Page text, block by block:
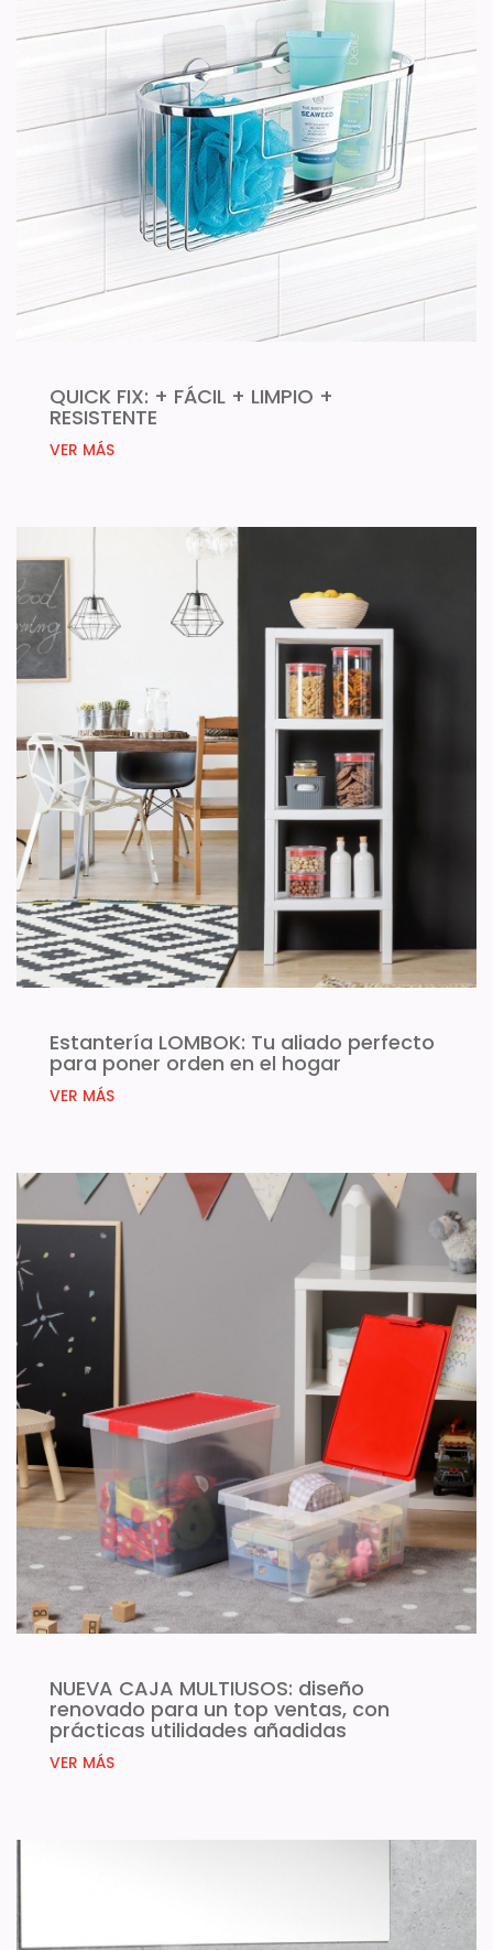
QUICK FIX: + FÁCIL + LIMPIO +
RESISTENTE
VER MÁS
Estantería LOMBOK: Tu aliado perfecto
para poner orden en el hogar
VER MÁS
NUEVA CAJA MULTIUSOS: diseño
renovado para un top ventas, con
prácticas utilidades añadidas
VER MÁS